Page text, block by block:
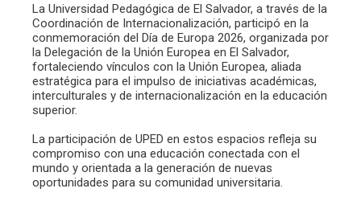
La Universidad Pedagógica de El Salvador, a través de la
Coordinación de Internacionalización, participó en la
conmemoración del Día de Europa 2026, organizada por
la Delegación de la Unión Europea en El Salvador,
fortaleciendo vínculos con la Unión Europea, aliada
estratégica para el impulso de iniciativas académicas,
interculturales y de internacionalización en la educación
superior.
La participación de UPED en estos espacios refleja su
compromiso con una educación conectada con el
mundo y orientada a la generación de nuevas
oportunidades para su comunidad universitaria.